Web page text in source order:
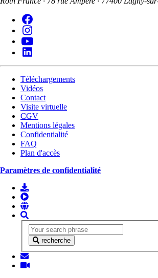
Téléchargements
Vidéos
Contact
Visite virtuelle
CGV
Mentions légales
Confidentialité
FAQ
Plan d'accès
Paramètres de confidentialité
recherche